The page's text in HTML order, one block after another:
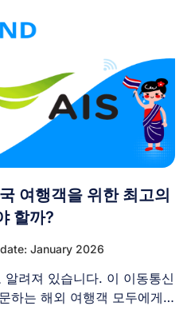
여행객을 위한 최고의
할까?
January 2026
려져 있습니다. 이 이동통신
하는 해외 여행객 모두에게